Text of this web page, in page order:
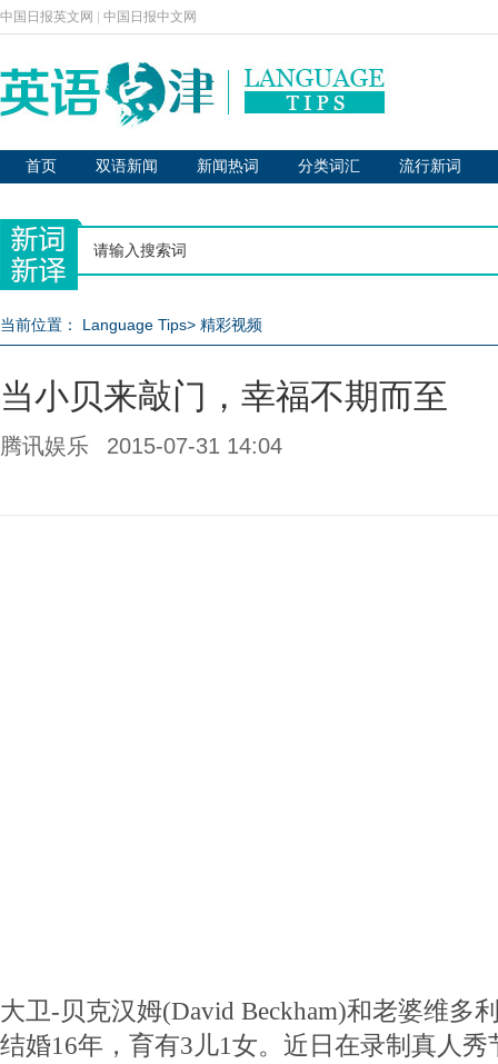
中国日报英文网 中国日报中文网
首页 双语新闻 新闻热词 分类词汇 流行新词
当前位置： Language Tips> 精彩视频
当小贝来敲门，幸福不期而至
腾讯娱乐 2015-07-31 14:04
大卫-贝克汉姆(David Beckham)和老婆维多
结婚16年，育有3儿1女。近日在录制真人秀